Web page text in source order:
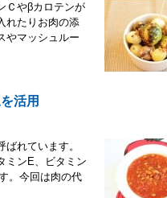
Ｃやβカロテンが
れたりお肉の添
やマッシュルー
活用
れています。
ミンE、ビタミン
。今回は肉の代